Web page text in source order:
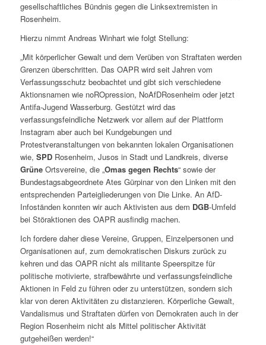
gesellschaftliches Bündnis gegen die Linksextremisten in
Rosenheim.
Hierzu nimmt Andreas Winhart wie folgt Stellung:
„Mit körperlicher Gewalt und dem Verüben von Straftaten werden
Grenzen überschritten. Das OAPR wird seit Jahren vom
Verfassungsschutz beobachtet und gibt sich verschiedene
Aktionsnamen wie noROpression, NoAfDRosenheim oder jetzt
Antifa-Jugend Wasserburg. Gestützt wird das
verfassungsfeindliche Netzwerk vor allem auf der Plattform
Instagram aber auch bei Kundgebungen und
Protestveranstaltungen von bekannten lokalen Organisationen
wie, SPDRosenheim, Jusos in Stadt und Landkreis, diverse
GrüneOrtsvereine, die „Omas gegen Rechts“ sowie der
Bundestagsabgeordnete Ates Gürpinar von den Linken mit den
entsprechenden Parteigliederungen von Die Linke. An AfD-
Infoständen konnten wir auch Aktivisten aus dem DGB-Umfeld
bei Störaktionen des OAPR ausfindig machen.
Ich fordere daher diese Vereine, Gruppen, Einzelpersonen und
Organisationen auf, zum demokratischen Diskurs zurück zu
kehren und das OAPR nicht als militante Speerspitze für
politische motivierte, strafbewährte und verfassungsfeindliche
Aktionen in Feld zu führen oder zu unterstützen, sondern sich
klar von deren Aktivitäten zu distanzieren. Körperliche Gewalt,
Vandalismus und Straftaten dürfen von Demokraten auch in der
Region Rosenheim nicht als Mittel politischer Aktivität
gutgeheißen werden!“